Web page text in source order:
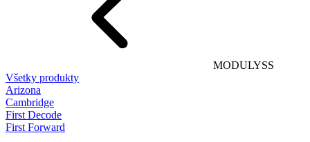
MODULYSS
Všetky produkty
Arizona
Cambridge
First Decode
First Forward